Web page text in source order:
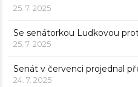
25. 7. 2025
Se senátorkou Ludkovou
25. 7. 2025
Senát v červenci projednal
24. 7. 2025